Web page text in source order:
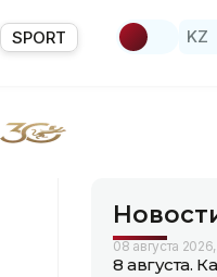
SPORT KZ
08 августа
8 августа.